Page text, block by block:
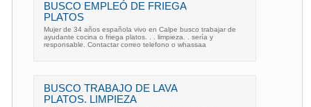
BUSCO EMPLEÓ DE FRIEGA
PLATOS
Mujer de 34 años española vivo en Calpe busco trabajar de
ayudante cocina o friega platos. . . limpieza. . sería y
responsable. Contactar correo telefono o whassaa
BUSCO TRABAJO DE LAVA
PLATOS. LIMPIEZA